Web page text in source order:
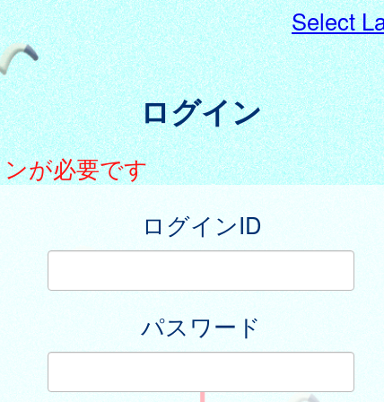
Select
ログイン
が必要です
ログインID
パスワード